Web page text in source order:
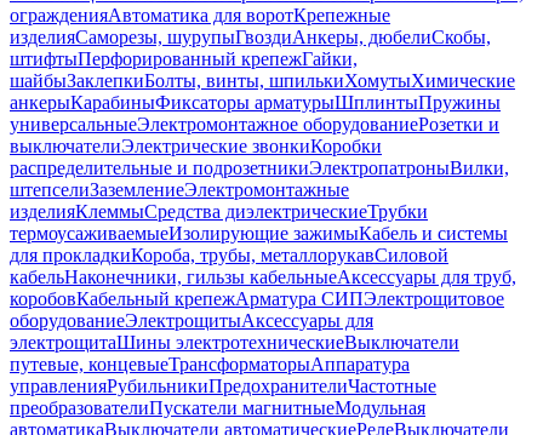
огражденияАвтоматика для воротКрепежные
изделияСаморезы, шурупыГвоздиАнкеры, дюбелиСкобы,
штифтыПерфорированный крепежГайки,
шайбыЗаклепкиБолты, винты, шпилькиХомутыХимические
анкерыКарабиныФиксаторы арматурыШплинтыПружины
универсальныеЭлектромонтажное оборудованиеРозетки и
выключателиЭлектрические звонкиКоробки
распределительные и подрозетникиЭлектропатроныВилки,
штепселиЗаземлениеЭлектромонтажные
изделияКлеммыСредства диэлектрическиеТрубки
термоусаживаемыеИзолирующие зажимыКабель и системы
для прокладкиКороба, трубы, металлорукавСиловой
кабельНаконечники, гильзы кабельныеАксессуары для труб,
коробовКабельный крепежАрматура СИПЭлектрощитовое
оборудованиеЭлектрощитыАксессуары для
электрощитаШины электротехническиеВыключатели
путевые, концевыеТрансформаторыАппаратура
управленияРубильникиПредохранителиЧастотные
преобразователиПускатели магнитныеМодульная
автоматикаВыключатели автоматическиеРелеВыключатели